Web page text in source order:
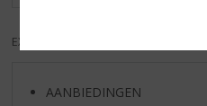
EXCL. BTW
AANBIEDINGEN